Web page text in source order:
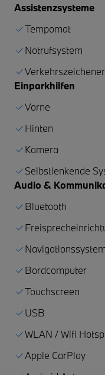
Assistenzsysteme
Tempomat
Notrufsystem
Einparkhilfen
Vorne
Hinten
Kamera
Selbstlenkende
Audio &
Bluetooth
Navigationssystem
Bordcomputer
Touchscreen
USB
WLAN / Wifi
Apple CarPlay